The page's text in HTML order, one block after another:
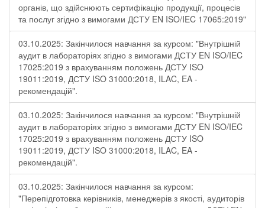
органів, що здійснюють сертифікацію продукції, процесів
та послуг згідно з вимогами ДСТУ EN ISO/IEC 17065:2019"
03.10.2025: Закінчилося навчання за курсом: "Внутрішній
аудит в лабораторіях згідно з вимогами ДСТУ EN ISO/IEC
17025:2019 з врахуванням положень ДСТУ ISO
19011:2019, ДСТУ ISO 31000:2018, ILAC, EA -
рекомендацій".
03.10.2025: Закінчилося навчання за курсом: "Внутрішній
аудит в лабораторіях згідно з вимогами ДСТУ EN ISO/IEC
17025:2019 з врахуванням положень ДСТУ ISO
19011:2019, ДСТУ ISO 31000:2018, ILAC, EA -
рекомендацій".
03.10.2025: Закінчилося навчання за курсом:
"Перепідготовка керівників, менеджерів з якості, аудиторів